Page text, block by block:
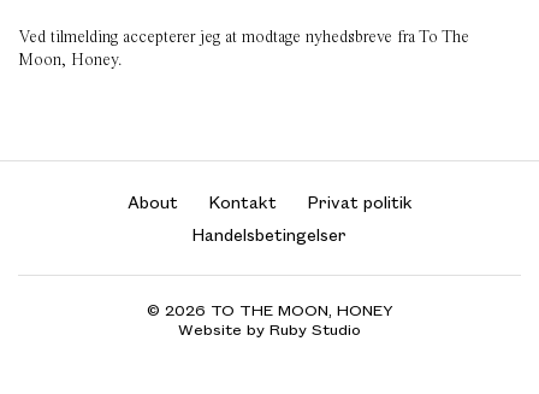
Ved tilmelding accepterer jeg at modtage nyhedsbreve fra To The
Moon, Honey.
About Kontakt
Privat politik
Handelsbetingelser
© 2026 TO THE MOON, HONEY
Website by Ruby Studio